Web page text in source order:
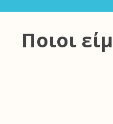
Ποιοι